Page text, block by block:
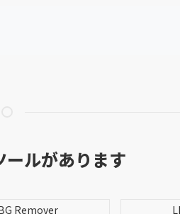
ルがあります
Remover